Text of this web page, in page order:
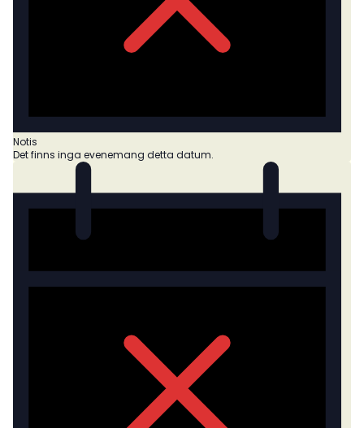
Notis
Det finns inga evenemang detta datum.